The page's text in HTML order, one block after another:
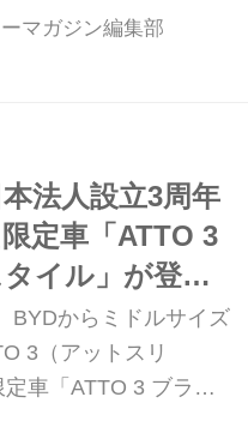
外装を黒基調でコー
気装備を満載したモ
マガジン編集部
法人設立3周年
定車「ATTO 3
イル」が登
モデルと同価
設定
BYDからミドルサイズ
3（アットスリ
車「ATTO 3 ブラッ
Style）」が登場し